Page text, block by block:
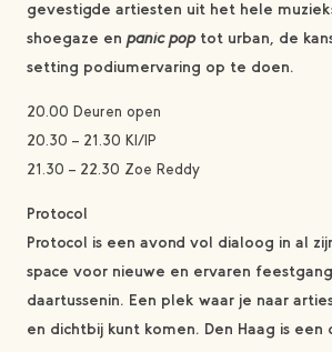
gevestigde artiesten uit het hele
shoegaze en panic poptot urban, de
setting podiumervaring op te doen.
20.00 Deuren open
20.30 – 21.30 KI/IP
21.30 – 22.30 Zoe Reddy
Protocol
Protocol is een avond vol dialoog in al
space voor nieuwe en ervaren
daartussenin. Een plek waar je naar
en dichtbij kunt komen. Den Haag is een